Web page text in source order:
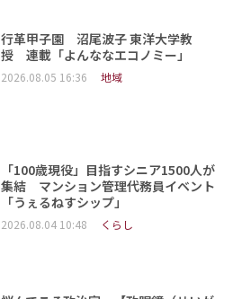
行革甲子園 沼尾波子 東洋大学教
授 連載「よんななエコノミー」
2026.08.05 16:36 地域
「100歳現役」目指すシニア1500人が
集結 マンション管理代務員イベント
「うぇるねすシップ」
2026.08.04 10:48 くらし